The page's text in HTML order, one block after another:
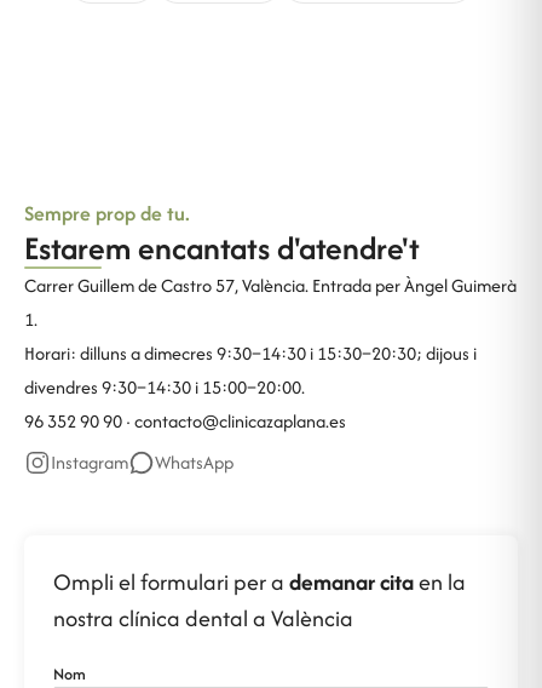
Sempre prop de tu.
Estarem encantats d'atendre't
Carrer Guillem de Castro 57, València. Entrada per Àngel Guimerà
1.
Horari: dilluns a dimecres 9:30–14:30 i 15:30–20:30; dijous i
divendres 9:30–14:30 i 15:00–20:00.
96 352 90 90 ·contacto@clinicazaplana.es
Instagram
WhatsApp
Ompli el formulari per ademanar citaen la
nostra clínica dental a València
Nom